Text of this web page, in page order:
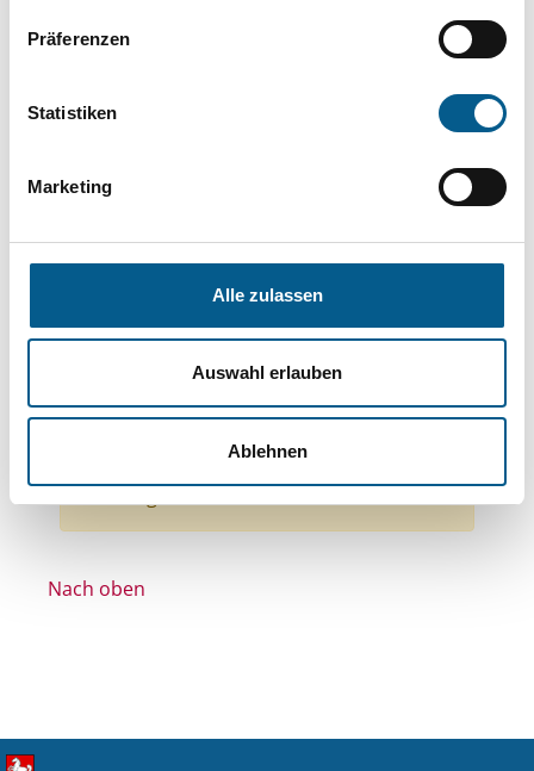
Präferenzen
Statistiken
Marketing
Alle zulassen
Auswahl erlauben
Ablehnen
Themen: Integration
Themen: Bildung und Erziehung
Themen: Denkmalschutz
Themen: Kirchliche Zwecke
Themen: Ländliche Entwicklung
Nach oben